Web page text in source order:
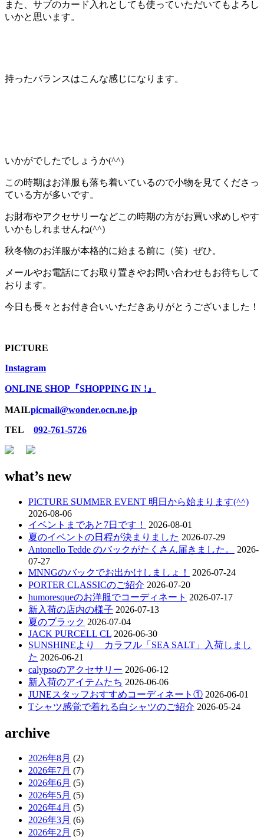
また、サブのカード入れとしても使っていただいてもよろし
いかと思います。
持ったバランスはこんな感じになります。
いかがでしたでしょうか(^^)
この時期はお洋服も落ち着いているので小物を見てくださっ
ている方が多いです。
お財布やアクセサリーなどこの時期の方がお買い求めしやす
いかもしれませんね(^^)
秋冬物のお洋服が本格的に始まる前に（笑）ぜひ。
メールやお電話にてお取り置きやお問い合わせもお待ちして
おります。
今日も長々とお付き合いいただきありがとうございました！
PICTURE
Instagram
ONLINE SHOP『SHOPPING IN !』
MAILpicmail@wonder.ocn.ne.jp
TEL
092-761-5726
what’s new
PICTURE SUMMER EVENT 明日から始まります(^^)
2026-08-06
イベントまであと7日です！
2026-08-01
夏のイベントの日程が決まりました 2026-07-29
Antonello Tedde のバックがたくさん届きました。
2026-
07-27
MNNGのバックでお出かけしましょ！
2026-07-24
PORTER CLASSICのご紹介 2026-07-20
humoresqueのお洋服でコーディネート 2026-07-17
新入荷の店内の様子 2026-07-13
夏のブラック 2026-07-04
JACK PURCELL CL 2026-06-30
SUNSHINEより カラフル「SEA SALT」入荷しまし
た 2026-06-21
calypsoのアクセサリー 2026-06-12
新入荷のアイテムたち 2026-06-06
JUNEスタッフおすすめコーディネート① 2026-06-01
Tシャツ感覚で着れる白シャツのご紹介 2026-05-24
archive
2026年8月 (2)
2026年7月 (7)
2026年6月 (5)
2026年5月 (5)
2026年4月 (5)
2026年3月 (6)
2026年2月 (5)